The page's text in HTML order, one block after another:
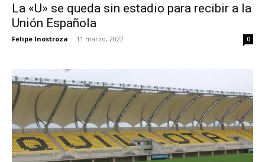
La «U» se queda sin estadio para recibir a la
Unión Española
Felipe Inostroza - 11 marzo, 2022 0